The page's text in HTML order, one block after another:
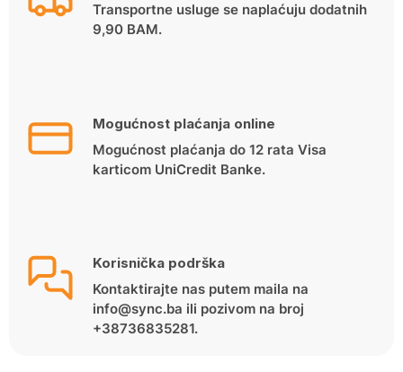
Transportne usluge se naplaćuju dodatnih
9,90 BAM.
Mogućnost plaćanja online
Mogućnost plaćanja do 12 rata Visa
karticom UniCredit Banke.
Korisnička podrška
Kontaktirajte nas putem maila na
info@sync.ba ili pozivom na broj
+38736835281.